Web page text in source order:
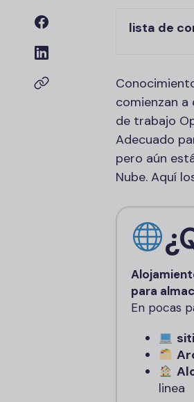
lista de
comienzan
de trabajo
Adecuado
pero aún
Nube. Aquí
para
En pocas
linea